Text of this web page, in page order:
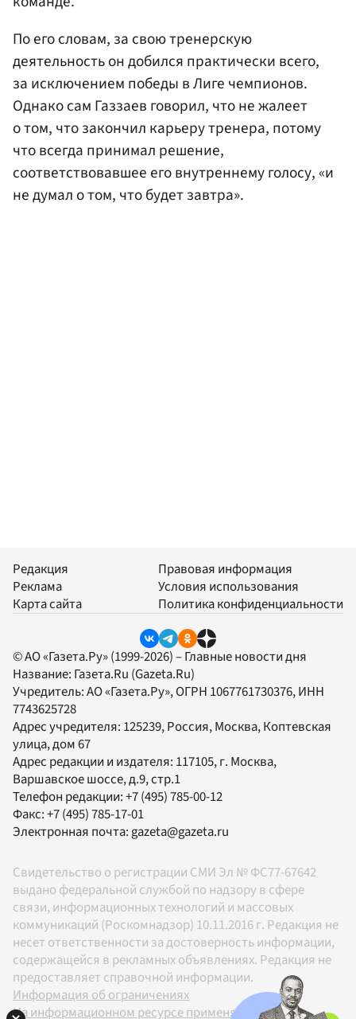
По его словам, за свою тренерскую
деятельность он добился практически всего,
за исключением победы в Лиге чемпионов.
Однако сам Газзаев говорил, что не жалеет
о том, что закончил карьеру тренера, потому
что всегда принимал решение,
соответствовавшее его внутреннему голосу, «и
не думал о том, что будет завтра».
Редакция
Реклама
Карта сайта
Правовая информация
Условия использования
Политика конфиденциальности
© АО «Газета.Ру» (1999-2026) – Главные новости дня
Название: Газета.Ru (Gazeta.Ru)
Учредитель:АО «Газета.Ру», ОГРН 1067761730376, ИНН
7743625728
Адрес учредителя: 125239, Россия, Москва, Коптевская
улица, дом 67
Адрес редакции и издателя: 117105, г. Москва,
Варшавское шоссе, д.9, стр.1
Телефон редакции:+7 (495) 785-00-12
Факс:+7 (495) 785-17-01
Электронная почта:gazeta@gazeta.ru
Свидетельство о регистрации СМИ Эл № ФС77-67642
выдано федеральной службой по надзору в сфере
связи, информационных технологий и массовых
коммуникаций (Роскомнадзор) 10.11.2016 г. Редакция не
несет ответственности за достоверность информации,
содержащейся в рекламных объявлениях. Редакция не
предоставляет справочной информации.
Информация об ограничениях
На информационном ресурсе применяются